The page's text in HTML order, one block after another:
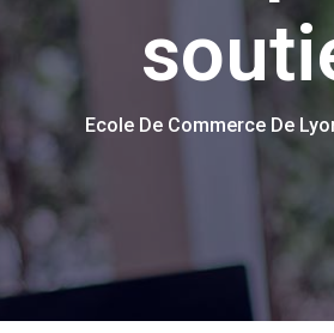
Ecole De Commerce De